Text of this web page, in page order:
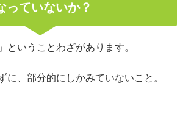
っていないか？
ということわざがあります。
に、部分的にしかみていないこと。